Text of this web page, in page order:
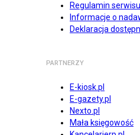
Regulamin serwisu
Informacje o
Deklaracja
PARTNERZY
E-kiosk.pl
E-gazety.pl
Nexto.pl
Mała księgowość